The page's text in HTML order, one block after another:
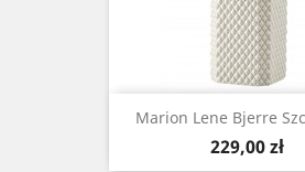
Marion Lene Bjerre
Cena
229,00 zł